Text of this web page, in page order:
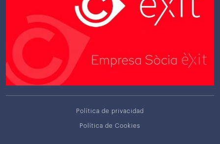
Política de privacidad
Política de Cookies